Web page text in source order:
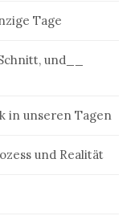
Tage
und__
in unseren Tagen
und Realität